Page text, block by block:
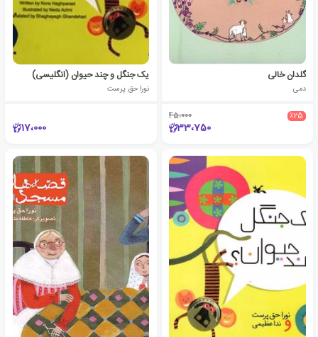
گلدان خالی
دمی
٪25 45،000
33،750
یک جنگل و چند حیوان (انگلیسی)
نورا حق پرست
17،000